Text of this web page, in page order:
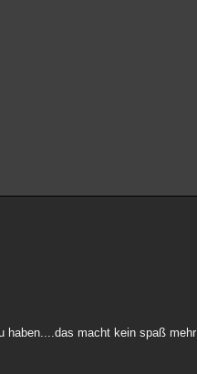
haben....das macht kein spaß mehr